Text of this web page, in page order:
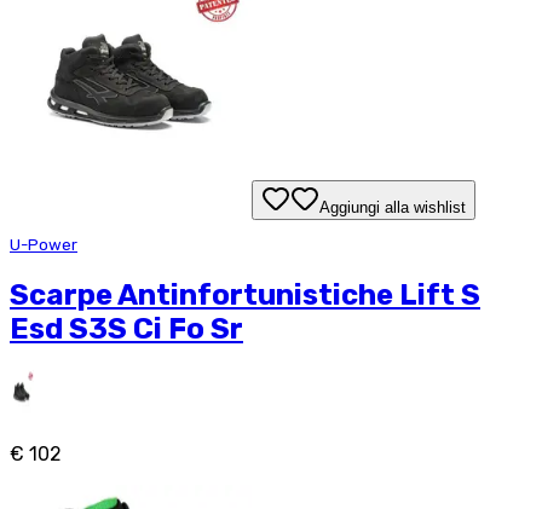
Aggiungi alla wishlist
U-Power
Scarpe Antinfortunistiche Lift S
Esd S3S Ci Fo Sr
€ 102